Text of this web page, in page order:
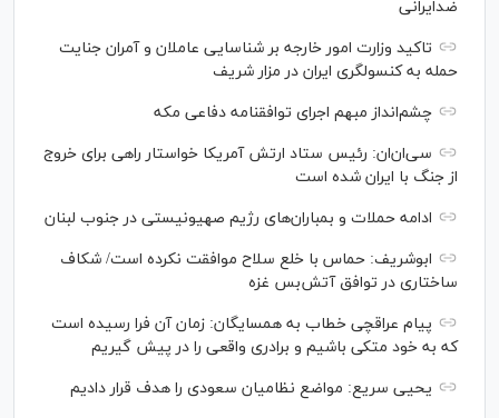
ضدایرانی
تاکید وزارت امور خارجه بر شناسایی عاملان و آمران جنایت
حمله به کنسولگری ایران در مزار شریف
چشم‌انداز مبهم اجرای توافقنامه دفاعی مکه
سی‌ان‌‌ان: رئیس ستاد ارتش آمریکا خواستار راهی برای خروج
از جنگ با ایران شده است
ادامه حملات و بمباران‌های رژیم صهیونیستی در جنوب لبنان
ابوشریف: حماس با خلع سلاح موافقت نکرده است/ شکاف
ساختاری در توافق آتش‌‎بس غزه
پیام عراقچی خطاب به همسایگان: زمان آن فرا رسیده است
که به خود متکی باشیم و برادری واقعی را در پیش گیریم
یحیی سریع: مواضع نظامیان سعودی را هدف قرار دادیم